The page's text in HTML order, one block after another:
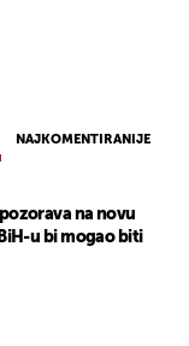
NAJKOMENTIRANIJE
na novu
u bi mogao biti